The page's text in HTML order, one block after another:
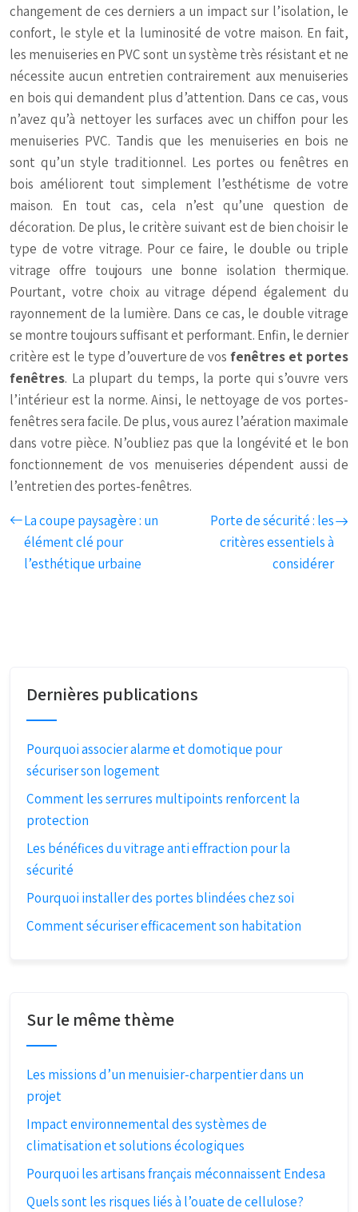
changement de ces derniers a un impact sur l’isolation, le
confort, le style et la luminosité de votre maison. En fait,
les menuiseries en PVC sont un système très résistant et ne
nécessite aucun entretien contrairement aux menuiseries
en bois qui demandent plus d’attention. Dans ce cas, vous
n’avez qu’à nettoyer les surfaces avec un chiffon pour les
menuiseries PVC. Tandis que les menuiseries en bois ne
sont qu’un style traditionnel. Les portes ou fenêtres en
bois améliorent tout simplement l’esthétisme de votre
maison. En tout cas, cela n’est qu’une question de
décoration. De plus, le critère suivant est de bien choisir le
type de votre vitrage. Pour ce faire, le double ou triple
vitrage offre toujours une bonne isolation thermique.
Pourtant, votre choix au vitrage dépend également du
rayonnement de la lumière. Dans ce cas, le double vitrage
se montre toujours suffisant et performant. Enfin, le dernier
critère est le type d’ouverture de vos fenêtres et portes
fenêtres. La plupart du temps, la porte qui s’ouvre vers
l’intérieur est la norme. Ainsi, le nettoyage de vos portes-
fenêtres sera facile. De plus, vous aurez l’aération maximale
dans votre pièce. N’oubliez pas que la longévité et le bon
fonctionnement de vos menuiseries dépendent aussi de
l’entretien des portes-fenêtres.
La coupe paysagère : un
élément clé pour
l’esthétique urbaine
Porte de sécurité : les
critères essentiels à
considérer
Dernières publications
Pourquoi associer alarme et domotique pour
sécuriser son logement
Comment les serrures multipoints renforcent la
protection
Les bénéfices du vitrage anti effraction pour la
sécurité
Pourquoi installer des portes blindées chez soi
Comment sécuriser efficacement son habitation
Sur le même thème
Les missions d’un menuisier-charpentier dans un
projet
Impact environnemental des systèmes de
climatisation et solutions écologiques
Pourquoi les artisans français méconnaissent Endesa
Quels sont les risques liés à l’ouate de cellulose?